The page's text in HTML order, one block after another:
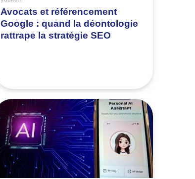
Avocats et référencement
Google : quand la déontologie
rattrape la stratégie SEO